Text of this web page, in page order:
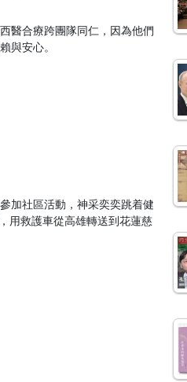
醫合療跨團隊同仁，因為他們
與安心。
加社區活動，神采奕奕跳着健
用救護車從高雄轉送到花蓮慈